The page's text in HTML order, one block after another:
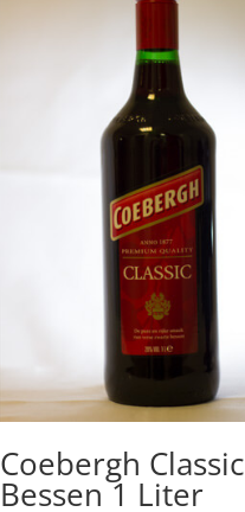
Coebergh Classic
Bessen 1 Liter